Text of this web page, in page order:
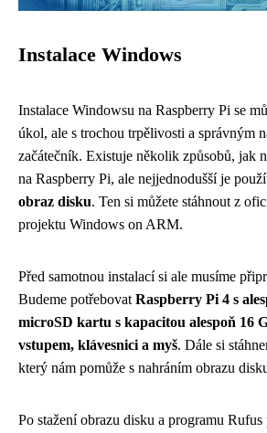
Instalace Windows
Instalace Windowsu na Raspberry Pi se
úkol, ale s trochou trpělivosti a správným
začátečník. Existuje několik způsobů, jak
na Raspberry Pi, ale nejjednodušší je
obraz disku. Ten si můžete stáhnout z
projektu Windows on ARM.
Před samotnou instalací si ale musíme
Budeme potřebovat Raspberry Pi 4 s
microSD kartu s kapacitou alespoň 16
vstupem, klávesnici a myš. Dále si
který nám pomůže s nahráním obrazu
Po stažení obrazu disku a programu